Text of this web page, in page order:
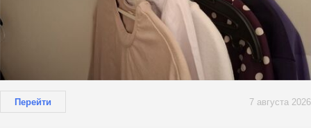
Перейти 7 августа 2026